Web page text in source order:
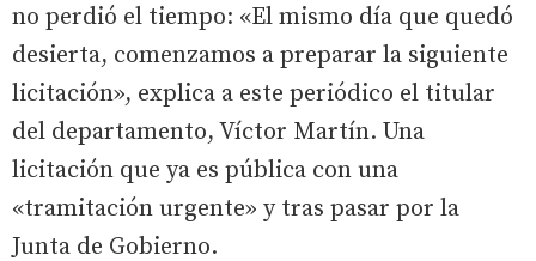
no perdió el tiempo: «El mismo día que quedó
desierta, comenzamos a preparar la siguiente
licitación», explica a este periódico el titular
del departamento, Víctor Martín. Una
licitación que ya es pública con una
«tramitación urgente» y tras pasar por la
Junta de Gobierno.